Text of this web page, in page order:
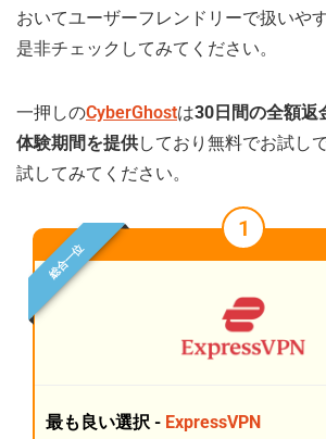
おいてユーザーフレンドリーで扱いや
是非チェックしてみてください。
一押しのCyberGhostは30日間の全額返
体験期間を提供しており無料でお試し
試してみてください。
総合一位
1
最も良い選択 - ExpressVPN